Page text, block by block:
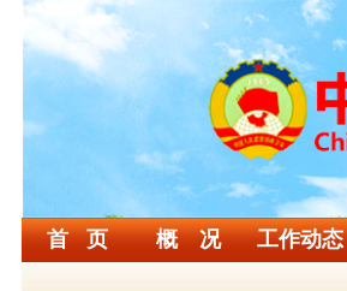
首 页 概 况 工作动态